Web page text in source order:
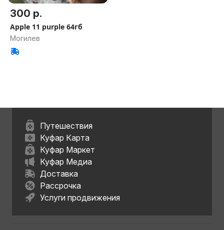
300 р.
Apple 11 purple 64гб
Могилев
Путешествия
Куфар Карта
Куфар Маркет
Куфар Медиа
Доставка
Рассрочка
Услуги продвижения